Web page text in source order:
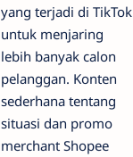
yang terjadi di TikTok
untuk menjaring
lebih banyak calon
pelanggan. Konten
sederhana tentang
situasi dan promo
merchant Shopee